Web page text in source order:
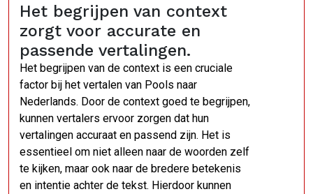
Het begrijpen van context
zorgt voor accurate en
passende vertalingen.
Het begrijpen van de context is een cruciale
factor bij het vertalen van Pools naar
Nederlands. Door de context goed te begrijpen,
kunnen vertalers ervoor zorgen dat hun
vertalingen accuraat en passend zijn. Het is
essentieel om niet alleen naar de woorden zelf
te kijken, maar ook naar de bredere betekenis
en intentie achter de tekst. Hierdoor kunnen